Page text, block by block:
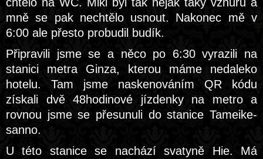
mně se pak nechtělo usnout. Nakonec mě v
6:00 ale přesto probudil budík.
Připravili jsme se a něco po 6:30 vyrazili na
stanici metra Ginza, kterou máme nedaleko
hotelu. Tam jsme naskenováním QR kódu
získali dvě 48hodinové jízdenky na metro a
rovnou jsme se přesunuli do stanice Tameike-
sanno.
U této stanice se nachází svatyně Hie. Má